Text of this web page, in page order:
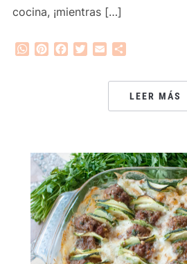
cocina, ¡mientras […]
WhatsApp
PinterestFacebook
Twitter
Email
LEER MÁS